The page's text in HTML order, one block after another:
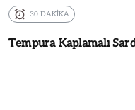
30 DAKİKA
Tempura Kaplamalı